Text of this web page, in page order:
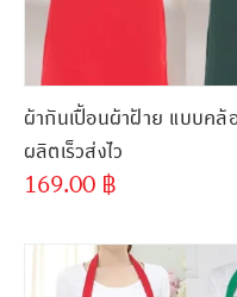
ผ้ากันเปื้อนผ้าฝ้าย แบบค
ผลิตเร็วส่งไว
169.00 ฿